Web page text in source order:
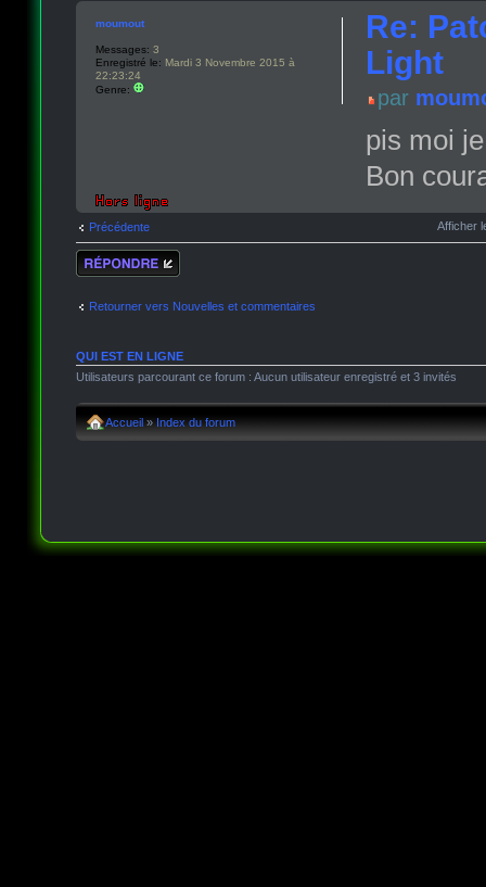
Re:
Light
par
pis moi
Bon
moumout
Messages: 3
Enregistré le: Mardi 3 Novembre 2015 à
22:23:24
Genre:
Précédente Afficher
Répondre
Retourner vers Nouvelles et commentaires
QUI EST EN LIGNE
Utilisateurs parcourant ce forum : Aucun utilisateur enregistré et 3 invités
Accueil » Index du forum